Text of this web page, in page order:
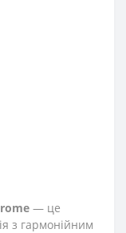
— це
з гармонійним